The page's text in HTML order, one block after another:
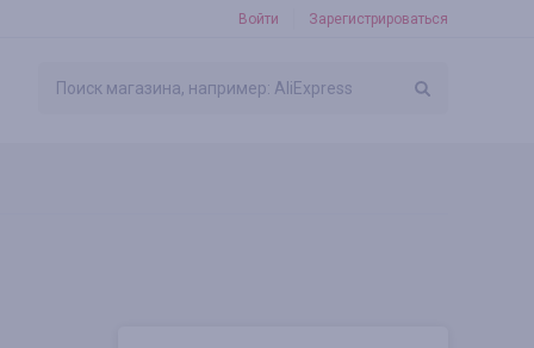
Войти Зарегистрироваться